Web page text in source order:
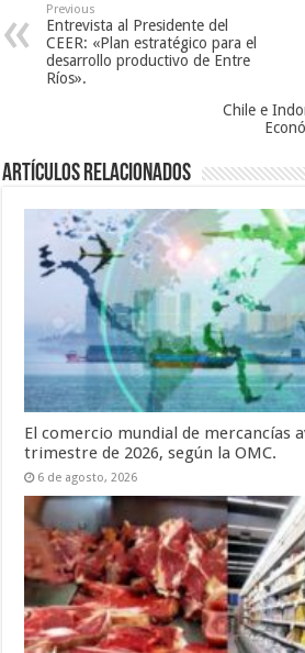
Previous
Entrevista al Presidente del
CEER: «Plan estratégico para el
desarrollo productivo de Entre
Ríos».
Chile e
Artículos relacionados
El comercio mundial de mercancías
trimestre de 2026, según la OMC.
6 de agosto, 2026